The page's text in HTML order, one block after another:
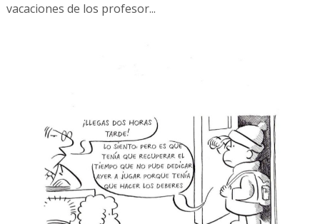
vacaciones de los profesor...